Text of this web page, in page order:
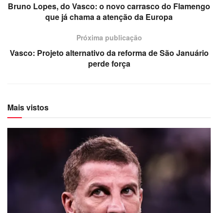
Bruno Lopes, do Vasco: o novo carrasco do Flamengo
que já chama a atenção da Europa
Próxima publicação
Vasco: Projeto alternativo da reforma de São Januário
perde força
Mais vistos